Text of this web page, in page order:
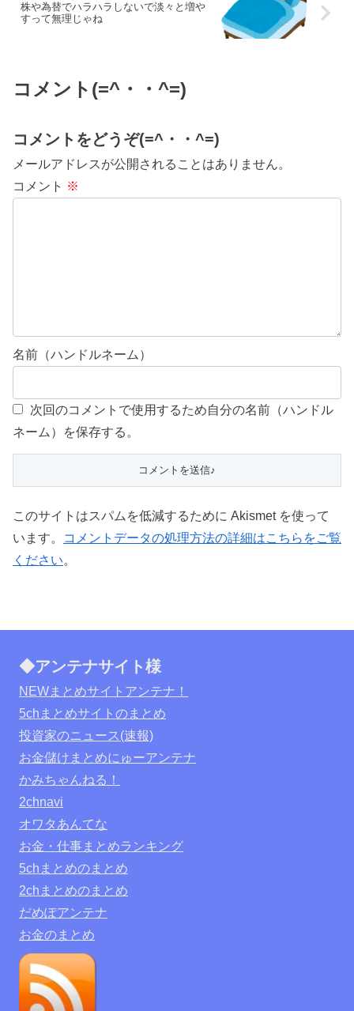
株や為替でハラハラしないで淡々と増や
すって無理じゃね
コメント(=^・・^=)
コメントをどうぞ(=^・・^=)
メールアドレスが公開されることはありません。
コメント ※
名前（ハンドルネーム）
次回のコメントで使用するため自分の名前（ハンドル
ネーム）を保存する。
このサイトはスパムを低減するために Akismet を使って
います。
コメントデータの処理方法の詳細はこちらをご覧
ください。
◆アンテナサイト様
NEWまとめサイトアンテナ！
5chまとめサイトのまとめ
投資家のニュース(速報)
お金儲けまとめにゅーアンテナ
かみちゃんねる！
2chnavi
オワタあんてな
お金・仕事まとめランキング
5chまとめのまとめ
2chまとめのまとめ
だめぽアンテナ
お金のまとめ